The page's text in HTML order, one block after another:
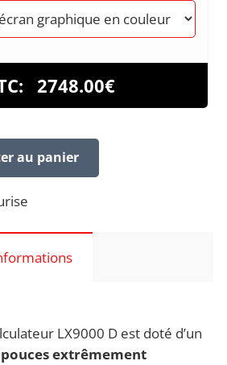
€
2748.00
au panier
LX9000 D est doté d’un
extrêmement